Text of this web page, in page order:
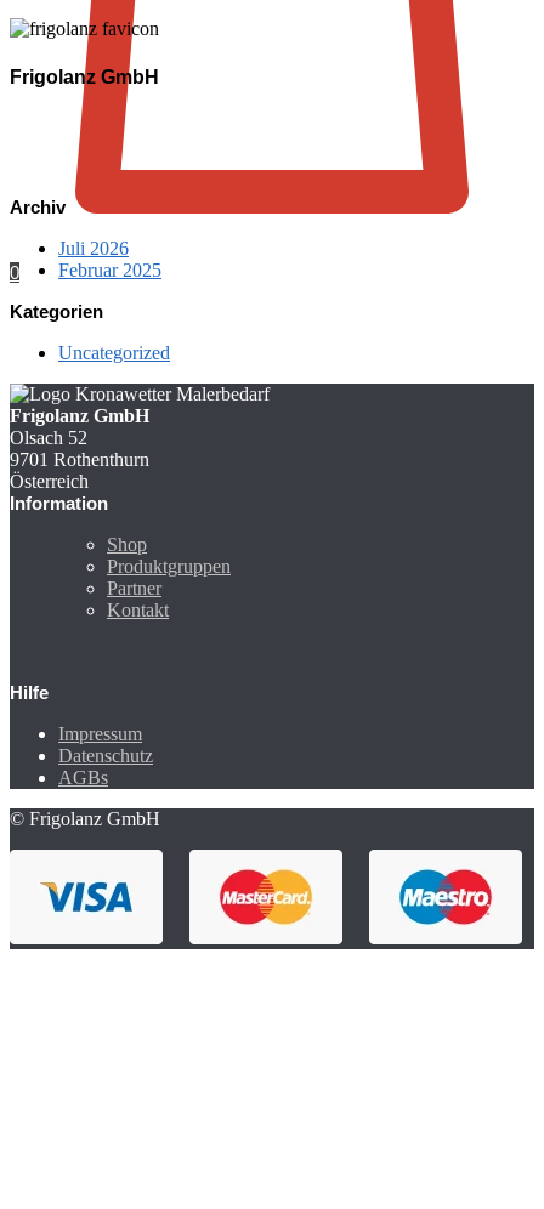
0
Frigolanz GmbH
Archiv
Juli 2026
Februar 2025
Kategorien
Uncategorized
Frigolanz GmbH
Olsach 52
9701 Rothenthurn
Österreich
Information
Shop
Produktgruppen
Partner
Kontakt
Hilfe
Impressum
Datenschutz
AGBs
© Frigolanz GmbH